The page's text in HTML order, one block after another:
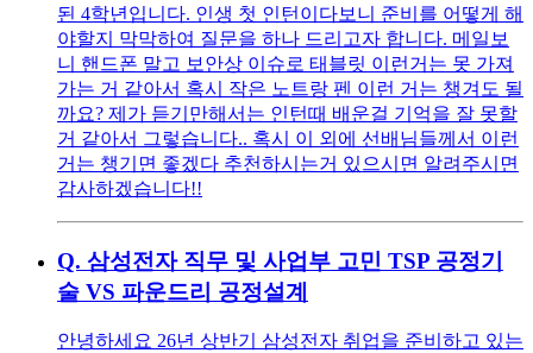
된 4학년입니다. 인생 첫 인턴이다보니 준비를 어떻게 해
야할지 막막하여 질문을 하나 드리고자 합니다. 메일보
니 핸드폰 말고 보안상 이슈로 태블릿 이런거는 못 가져
가는 거 같아서 혹시 작은 노트랑 펜 이런 거는 챙겨도 될
까요? 제가 듣기만해서는 인턴때 배운걸 기억을 잘 못할
거 같아서 그렇습니다.. 혹시 이 외에 선배님들께서 이런
거는 챙기면 좋겠다 추천하시는거 있으시면 알려주시면
감사하겠습니다!!
Q. 삼성전자 직무 및 사업부 고민 TSP 공정기
술 VS 파운드리 공정설계
안녕하세요 26년 상반기 삼성전자 취업을 준비하고 있는